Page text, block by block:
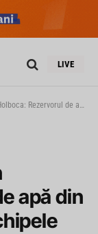
LIVE
din Orzeni, igienizat de echipele ApaVital
apă din